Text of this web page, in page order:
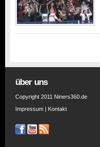
über uns
Copyright 2011 Niners360.de
Impressum | Kontakt